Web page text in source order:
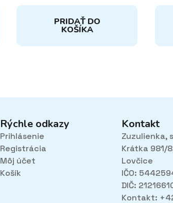
PRIDAŤ DO
KOŠÍKA
Rýchle odkazy
Prihlásenie
Registrácia
Môj účet
Košík
Kontakt
Zuzulienka,
Krátka 981/
Lovčice
IČO:
DIČ:
Kontakt: